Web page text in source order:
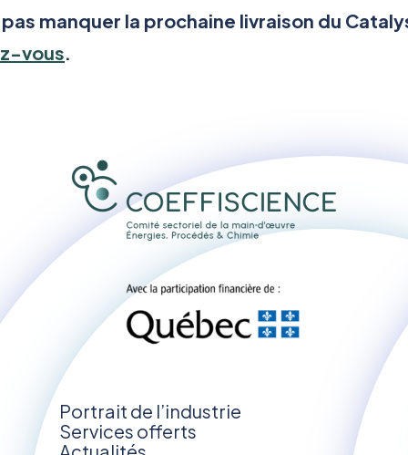
pas manquer la prochaine livraison du
vous.
Portrait de l’industrie
Services offerts